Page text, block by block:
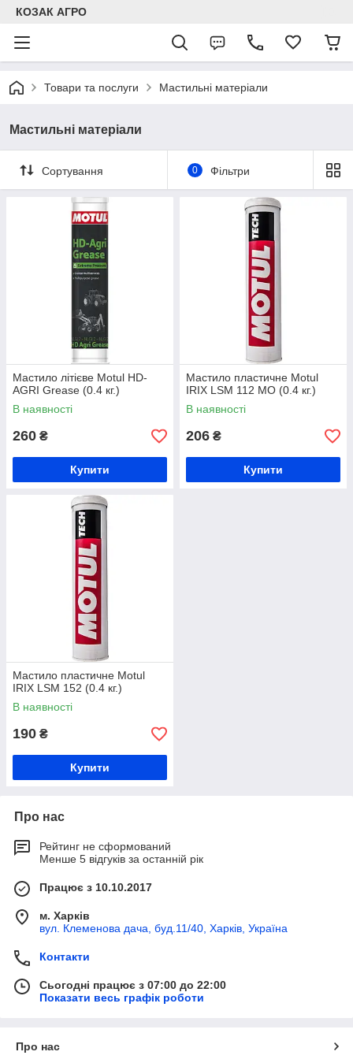
КОЗАК АГРО
Товари та послуги Мастильні матеріали
Мастильні матеріали
Сортування 0 Фільтри
Мастило літієве Motul HD-
AGRI Grease (0.4 кг.)
В наявності
260 ₴
Купити
Мастило пластичне Motul
IRIX LSM 112 MO (0.4 кг.)
В наявності
206 ₴
Купити
Мастило пластичне Motul
IRIX LSM 152 (0.4 кг.)
В наявності
190 ₴
Купити
Про нас
Рейтинг не сформований
Менше 5 відгуків за останній рік
Працює з 10.10.2017
м. Харків
вул. Клеменова дача, буд.11/40, Харків, Україна
Контакти
Сьогодні працює з 07:00 до 22:00
Показати весь графік роботи
Про нас